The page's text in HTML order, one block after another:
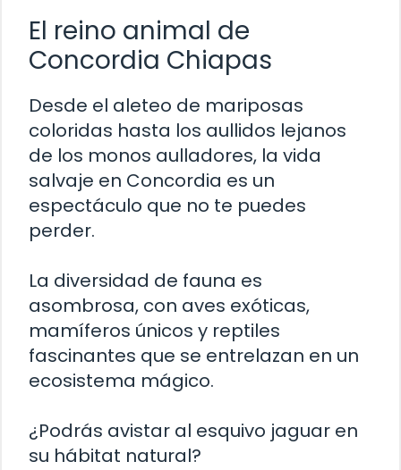
El reino animal de
Concordia Chiapas
Desde el aleteo de mariposas
coloridas hasta los aullidos lejanos
de los monos aulladores, la vida
salvaje en Concordia es un
espectáculo que no te puedes
perder.
La diversidad de fauna es
asombrosa, con aves exóticas,
mamíferos únicos y reptiles
fascinantes que se entrelazan en un
ecosistema mágico.
¿Podrás avistar al esquivo jaguar en
su hábitat natural?